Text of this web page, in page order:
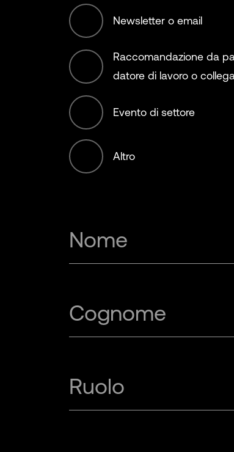
Country
NGO (non
Non-Profit/
Offset Services
Newsletter o email
Raccomandazione da
datore di lavoro o
Evento di settore
Altro
Nome
Cognome
Ruolo